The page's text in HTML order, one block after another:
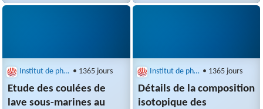
Institut de physique du globe de Paris (IPGP) • 1365 jours
Etude des coulées de
lave sous-marines au
Institut de physique du globe de Paris (IPGP) • 1365 jours
Détails de la composition
isotopique des